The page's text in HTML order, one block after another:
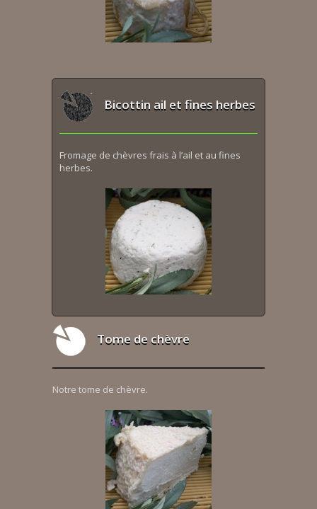
Bicottin ail et fines herbes
Fromage de chèvres frais à l’ail et au fines
herbes.
Tome de chèvre
Notre tome de chèvre.